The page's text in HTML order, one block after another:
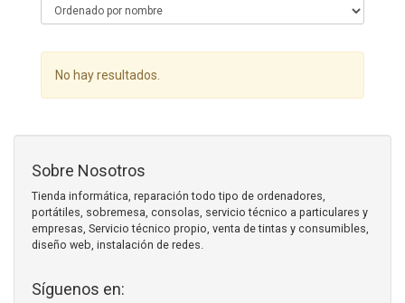
No hay resultados.
Sobre Nosotros
Tienda informática, reparación todo tipo de ordenadores,
portátiles, sobremesa, consolas, servicio técnico a particulares y
empresas, Servicio técnico propio, venta de tintas y consumibles,
diseño web, instalación de redes.
Síguenos en: